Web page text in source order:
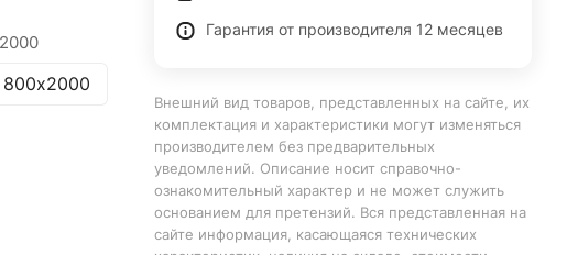
800х2000
Гарантия от производителя 12 месяцев
Внешний вид товаров, представленных на сайте, их
комплектация и характеристики могут изменяться
производителем без предварительных
уведомлений. Описание носит справочно-
ознакомительный характер и не может служить
основанием для претензий. Вся представленная на
сайте информация, касающаяся технических